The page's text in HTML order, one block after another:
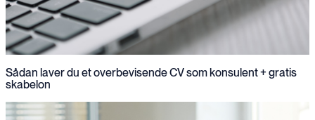
Sådan laver du et overbevisende CV som konsulent + gratis
skabelon